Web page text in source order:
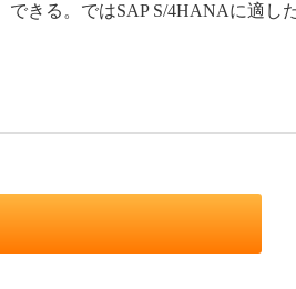
きる。ではSAP S/4HANAに適し